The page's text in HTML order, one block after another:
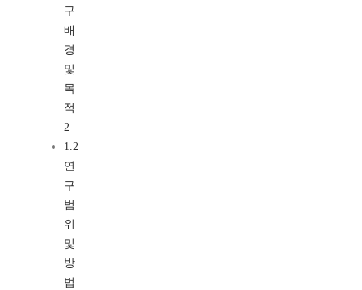
구
배
경
및
목
적
2
1.2
연
구
범
위
및
방
법